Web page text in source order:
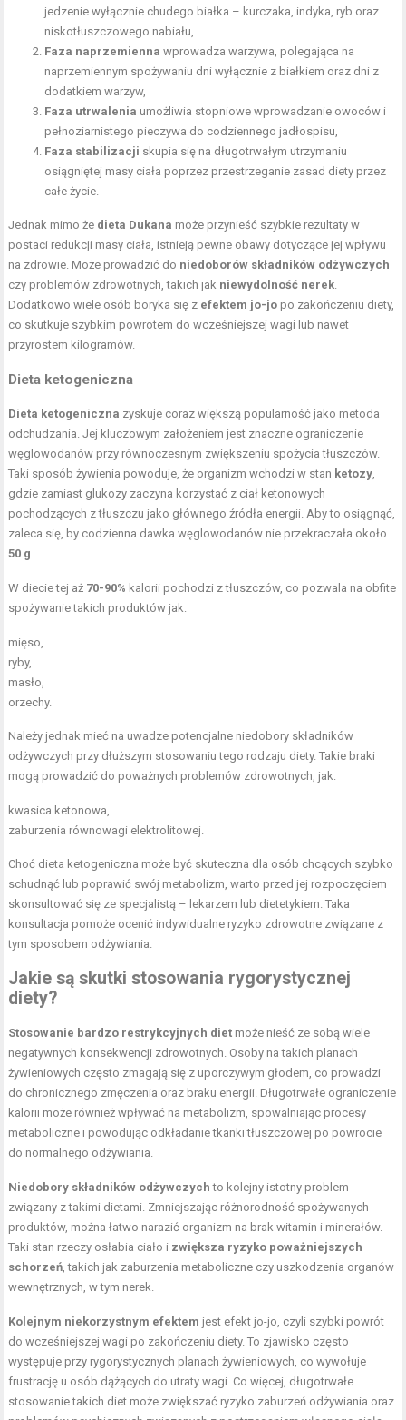
jedzenie wyłącznie chudego białka – kurczaka, indyka, ryb oraz
niskotłuszczowego nabiału,
Faza naprzemienna wprowadza warzywa, polegająca na
naprzemiennym spożywaniu dni wyłącznie z białkiem oraz dni z
dodatkiem warzyw,
Faza utrwalenia umożliwia stopniowe wprowadzanie owoców i
pełnoziarnistego pieczywa do codziennego jadłospisu,
Faza stabilizacji skupia się na długotrwałym utrzymaniu
osiągniętej masy ciała poprzez przestrzeganie zasad diety przez
całe życie.
Jednak mimo że dieta Dukana może przynieść szybkie rezultaty w
postaci redukcji masy ciała, istnieją pewne obawy dotyczące jej wpływu
na zdrowie. Może prowadzić do niedoborów składników odżywczych
czy problemów zdrowotnych, takich jak niewydolność nerek.
Dodatkowo wiele osób boryka się z efektem jo-jo po zakończeniu diety,
co skutkuje szybkim powrotem do wcześniejszej wagi lub nawet
przyrostem kilogramów.
Dieta ketogeniczna
Dieta ketogeniczna zyskuje coraz większą popularność jako metoda
odchudzania. Jej kluczowym założeniem jest znaczne ograniczenie
węglowodanów przy równoczesnym zwiększeniu spożycia tłuszczów.
Taki sposób żywienia powoduje, że organizm wchodzi w stan ketozy,
gdzie zamiast glukozy zaczyna korzystać z ciał ketonowych
pochodzących z tłuszczu jako głównego źródła energii. Aby to osiągnąć,
zaleca się, by codzienna dawka węglowodanów nie przekraczała około
50 g.
W diecie tej aż 70-90% kalorii pochodzi z tłuszczów, co pozwala na obfite
spożywanie takich produktów jak:
mięso,
ryby,
masło,
orzechy.
Należy jednak mieć na uwadze potencjalne niedobory składników
odżywczych przy dłuższym stosowaniu tego rodzaju diety. Takie braki
mogą prowadzić do poważnych problemów zdrowotnych, jak:
kwasica ketonowa,
zaburzenia równowagi elektrolitowej.
Choć dieta ketogeniczna może być skuteczna dla osób chcących szybko
schudnąć lub poprawić swój metabolizm, warto przed jej rozpoczęciem
skonsultować się ze specjalistą – lekarzem lub dietetykiem. Taka
konsultacja pomoże ocenić indywidualne ryzyko zdrowotne związane z
tym sposobem odżywiania.
Jakie są skutki stosowania rygorystycznej
diety?
Stosowanie bardzo restrykcyjnych diet może nieść ze sobą wiele
negatywnych konsekwencji zdrowotnych. Osoby na takich planach
żywieniowych często zmagają się z uporczywym głodem, co prowadzi
do chronicznego zmęczenia oraz braku energii. Długotrwałe ograniczenie
kalorii może również wpływać na metabolizm, spowalniając procesy
metaboliczne i powodując odkładanie tkanki tłuszczowej po powrocie
do normalnego odżywiania.
Niedobory składników odżywczych to kolejny istotny problem
związany z takimi dietami. Zmniejszając różnorodność spożywanych
produktów, można łatwo narazić organizm na brak witamin i minerałów.
Taki stan rzeczy osłabia ciało i zwiększa ryzyko poważniejszych
schorzeń, takich jak zaburzenia metaboliczne czy uszkodzenia organów
wewnętrznych, w tym nerek.
Kolejnym niekorzystnym efektem jest efekt jo-jo, czyli szybki powrót
do wcześniejszej wagi po zakończeniu diety. To zjawisko często
występuje przy rygorystycznych planach żywieniowych, co wywołuje
frustrację u osób dążących do utraty wagi. Co więcej, długotrwałe
stosowanie takich diet może zwiększać ryzyko zaburzeń odżywiania oraz